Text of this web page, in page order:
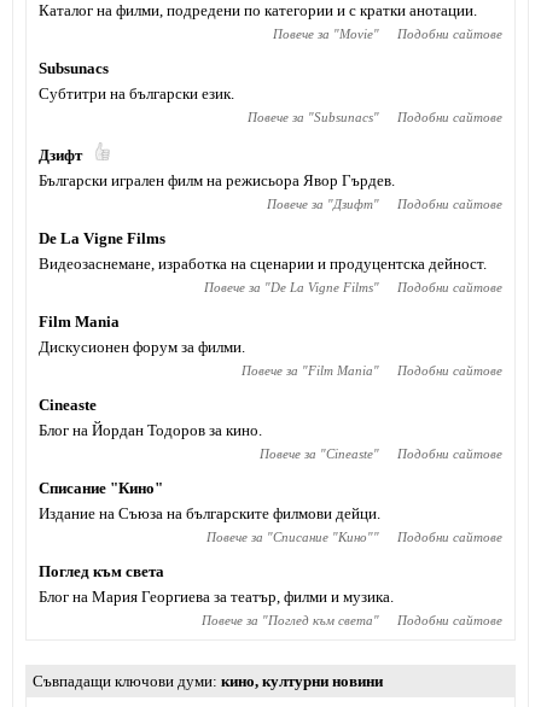
Каталог на филми, подредени по категории и с кратки анотации.
Повече за "Movie" Подобни сайтове
Subsunacs
Субтитри на български език.
Повече за "Subsunacs" Подобни сайтове
Дзифт
Български игрален филм на режисьора Явор Гърдев.
Повече за "Дзифт" Подобни сайтове
De La Vigne Films
Видеозаснемане, изработка на сценарии и продуцентска дейност.
Повече за "De La Vigne Films" Подобни сайтове
Film Mania
Дискусионен форум за филми.
Повече за "Film Mania" Подобни сайтове
Cineaste
Блог на Йордан Тодоров за кино.
Повече за "Cineaste" Подобни сайтове
Списание "Кино"
Издание на Съюза на българските филмови дейци.
Повече за "Списание "Кино"" Подобни сайтове
Поглед към света
Блог на Мария Георгиева за театър, филми и музика.
Повече за "Поглед към света" Подобни сайтове
Съвпадащи ключови думи кино, културни новини